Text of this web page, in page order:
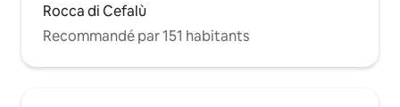
Rocca di Cefalù
Recommandé par 151 habitants